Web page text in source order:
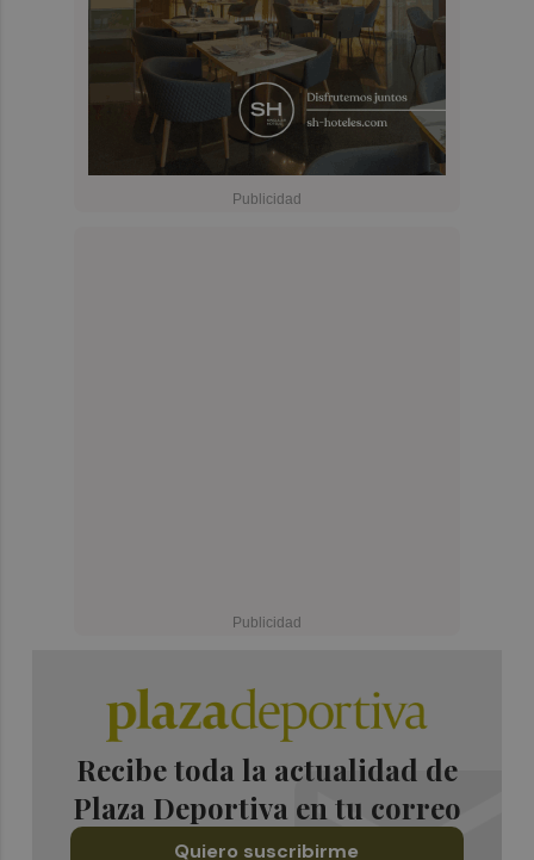
Recibe toda la actualidad de
Plaza Deportiva en tu correo
Quiero suscribirme